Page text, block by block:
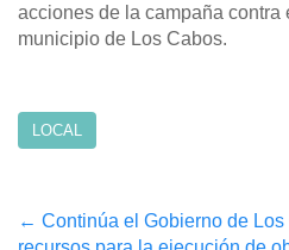
acciones de la campaña contra
municipio de Los Cabos.
LOCAL
Post
← Continúa el Gobierno de